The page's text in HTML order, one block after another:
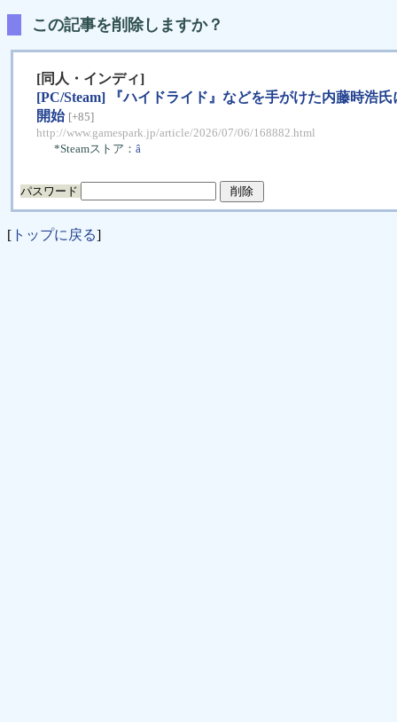
この記事を削除しますか？
[同人・インディ]
[PC/Steam] 『ハイドライド』などを手がけた内藤時浩
開始 [+85]
http://www.gamespark.jp/article/2026/07/06/168882.html
*Steamストア： â
パスワード
[ トップに戻る]